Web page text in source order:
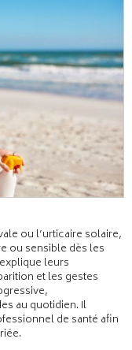
ou l’urticaire solaire,
ou sensible dès les
leurs
et les gestes
au quotidien. Il
de santé afin